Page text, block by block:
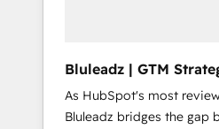
HubSpot beyond
AI-FIRST- AI across
operations to accelerate
Bluleadz | GTM
Implementation
As HubSpot's most
Bluleadz bridges the gap